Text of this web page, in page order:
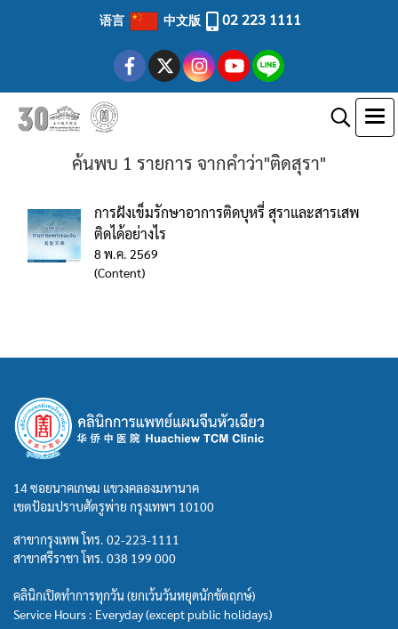
语言 中文版 02 223 1111
ค้นพบ 1 รายการ จากคำว่า"ติดสุรา"
การฝังเข็มรักษาอาการติดบุหรี่ สุราและสารเสพ
ติดได้อย่างไร
8 พ.ค. 2569
(Content)
14 ซอยนาคเกษม แขวงคลองมหานาค
เขตป้อมปราบศัตรูพ่าย กรุงเทพฯ 10100
สาขากรุงเทพ โทร. 02-223-1111
สาขาศรีราชา โทร. 038 199 000
คลินิกเปิดทำการทุกวัน (ยกเว้นวันหยุดนักขัตฤกษ์)
Service Hours : Everyday (except public holidays)